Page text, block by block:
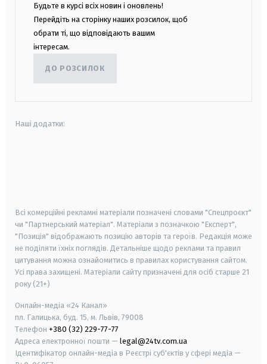
Будьте в курсі всіх новин і оновлень!
Перейдіть на сторінку наших розсилок, щоб
обрати ті, що відповідають вашим
інтересам.
ДО РОЗСИЛОК
Наші додатки:
Всі комерційні рекламні матеріали позначені словами "Спецпроєкт"
чи "Партнерський матеріал". Матеріали з позначкою "Експерт",
"Позиція" відображають позицію авторів та героїв. Редакція може
не поділяти їхніх поглядів. Детальніше щодо реклами та правил
цитування можна ознайомитись в правилах користування сайтом.
Усі права захищені. Матеріали сайту призначені для осіб старше 21
року (21+)
Онлайн-медіа «24 Канал»
пл. Галицька, буд. 15, м. Львів, 79008
Телефон +380 (32) 229-77-77
Адреса електронної пошти — legal@24tv.com.ua
Ідентифікатор онлайн-медіа в Реєстрі суб'єктів у сфері медіа —